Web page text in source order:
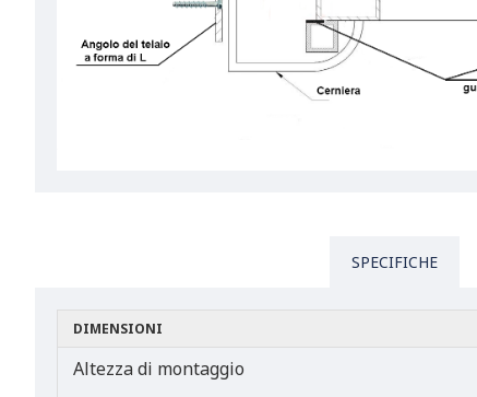
SPECIFICHE
DIMENSIONI
Altezza di montaggio